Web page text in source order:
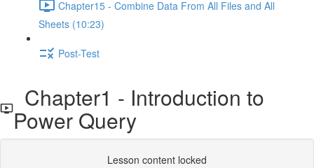
Chapter15 - Combine Data From All Files and All
Sheets (10:23)
Post-Test
Chapter1 - Introduction to
Power Query
Lesson content locked